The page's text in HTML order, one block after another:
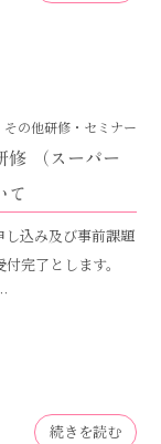
その他研修・セミナー
修 （スーパー
て
し込み及び事前課題
完了とします。
続きを読む